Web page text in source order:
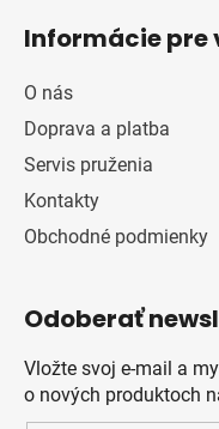
Informácie pre
O nás
Doprava a platba
Servis pruženia
Kontakty
Obchodné podmienky
Odoberať
Vložte svoj e-mail a
o nových produktoch